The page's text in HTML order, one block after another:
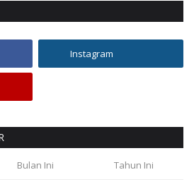
Instagram
Bulan Ini Tahun Ini